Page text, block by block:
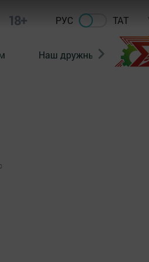
18+ РУС ТАТ
Наш дружный коллектив